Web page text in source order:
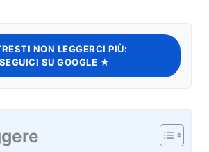
NON LEGGERCI PIÙ:
SEGUICI SU GOOGLE ★